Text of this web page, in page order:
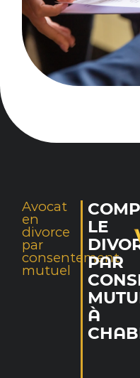
Avocat
en
divorce
par
consentement
mutuel
LE
PAR
À